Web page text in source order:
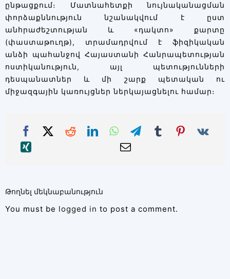
ընթացքում։ Մատնահետքի նույնականացման
փորձաքննություն նշանակվում է ըստ
անհրաժեշտության և «դակտո» քարտը
(փաստաթուղթ), տրամադրվում է ֆիզիկական
անձի պահանջով Հայաստանի Հանրապետության
ոստիկանություն, այլ պետությունների
դեսպանատներ և մի շարք պետական ու
միջազգային կառույցներ ներկայացնելու համար։
Թողնել մեկնաբանություն
You must be logged in to post a comment.